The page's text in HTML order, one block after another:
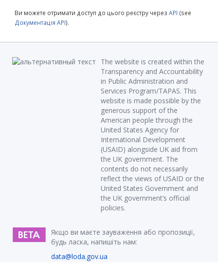
Ви можете отримати доступ до цього реєстру через API (see
Документація API).
The website is created within the
Transparency and Accountability
in Public Administration and
Services Program/TAPAS. This
website is made possible by the
generous support of the
American people through the
United States Agency for
International Development
(USAID) alongside UK aid from
the UK government. The
contents do not necessarily
reflect the views of USAID or the
United States Government and
the UK government’s official
policies.
Якщо ви маєте зауваження або пропозиції,
будь ласка, напишіть нам:
data@loda.gov.ua